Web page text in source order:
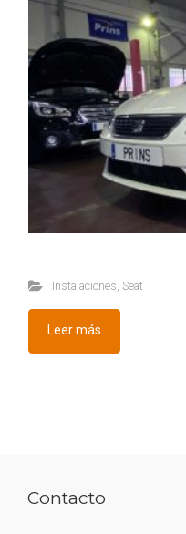
Instalaciones Seat
Leer más
Contacto